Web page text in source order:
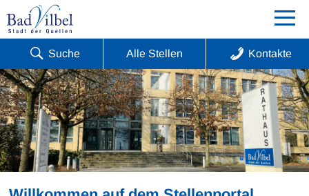
Suche Alle Stellen Kontakte